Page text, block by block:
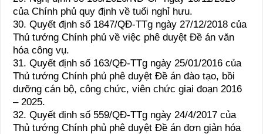
của Chính phủ quy định về tuổi nghỉ hưu.
30. Quyết định số 1847/QĐ-TTg ngày 27/12/2018 của
Thủ tướng Chính phủ về việc phê duyệt Đề án văn
hóa công vụ.
31. Quyết định số 163/QĐ-TTg ngày 25/01/2016 của
Thủ tướng Chính phủ phê duyệt Đề án đào tạo, bồi
dưỡng cán bộ, công chức, viên chức giai đoạn 2016
– 2025.
32. Quyết định số 559/QĐ-TTg ngày 24/4/2017 của
Thủ tướng Chính phủ phê duyệt Đề án đơn giản hóa